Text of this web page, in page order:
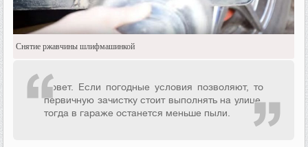
Снятие ржавчины шлифмашинкой
Совет. Если погодные условия позволяют, то
первичную зачистку стоит выполнять на улице,
тогда в гараже останется меньше пыли.